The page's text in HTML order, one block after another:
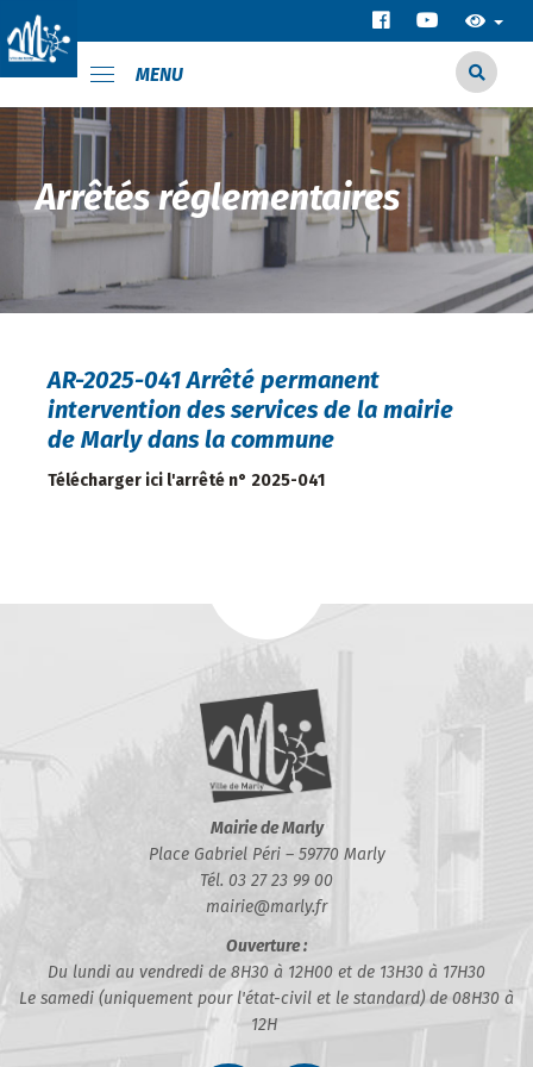
MENU
Arrêtés réglementaires
AR-2025-041 Arrêté permanent
intervention des services de la mairie
de Marly dans la commune
Télécharger ici l'arrêté n° 2025-041
Mairie de Marly
Place Gabriel Péri – 59770 Marly
Tél. 03 27 23 99 00
mairie@marly.fr
Ouverture :
Du lundi au vendredi de 8H30 à 12H00 et de 13H30 à 17H30
Le samedi (uniquement pour l'état-civil et le standard) de 08H30 à
12H